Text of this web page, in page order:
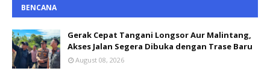
BENCANA
Gerak Cepat Tangani Longsor Aur Malintang,
Akses Jalan Segera Dibuka dengan Trase Baru
August 08, 2026